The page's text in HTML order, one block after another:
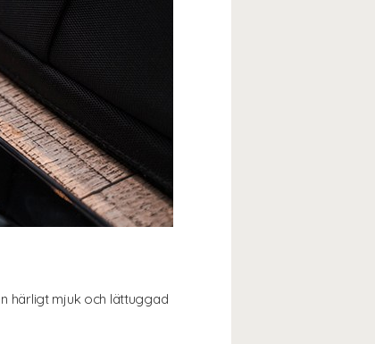
härligt mjuk och lättuggad